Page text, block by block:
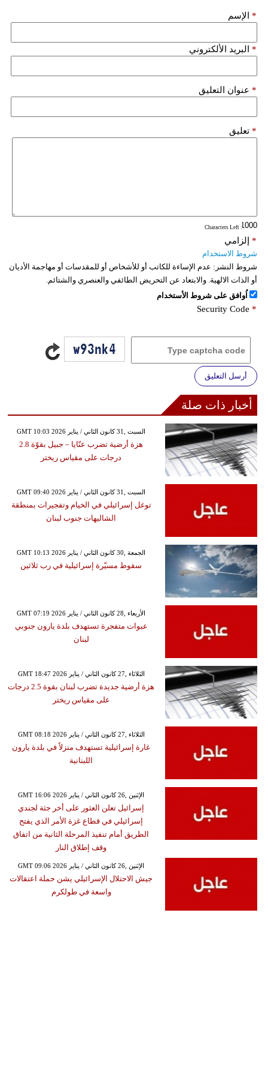
الإسم *
البريد الألكتروني *
عنوان التعليق *
تعليق *
: Characters Left
إلزامي *
شروط الاستخدام
شروط النشر: عدم الإساءة للكاتب أو للأشخاص أو للمقدسات أو مهاجمة الأديان
أو الذات الالهية. والابتعاد عن التحريض الطائفي والعنصري والشتائم.
اُوافق على شروط الأستخدام
Security Code *
أرسل التعليق
أخبار ذات صلة
GMT 10:03 2026 السبت ,31 كانون الثاني / يناير
هزة أرضية تضرب عنّايا – جبيل بقوّة 2.8
درجات على مقياس ريختر
GMT 09:40 2026 السبت ,31 كانون الثاني / يناير
توغل إسرائيلي في الخيام وتفجيرات بمنطقة
الشاليهات جنوب لبنان
GMT 10:13 2026 الجمعة ,30 كانون الثاني / يناير
سقوط مسيّرة إسرائيلية في رب ثلاثين
GMT 07:19 2026 الأربعاء ,28 كانون الثاني / يناير
عبوات متفجرة تستهدف بلدة يارون جنوبي
لبنان
GMT 18:47 2026 الثلاثاء ,27 كانون الثاني / يناير
هزة أرضية جديدة تضرب لبنان بقوة 2.5 درجات
على مقياس ريختر
GMT 08:18 2026 الثلاثاء ,27 كانون الثاني / يناير
غارة إسرائيلية تستهدف منزلاً في بلدة يارون
اللبنانية
GMT 16:06 2026 الإثنين ,26 كانون الثاني / يناير
إسرائيل تعلن العثور على أخر جثة لجندي
إسرائيلي في قطاع غزة الأمر الذي يفتح
الطريق أمام تنفيذ المرحلة الثانية من اتفاق
وقف إطلاق النار
GMT 09:06 2026 الإثنين ,26 كانون الثاني / يناير
جيش الاحتلال الإسرائيلي يشن حملة اعتقالات
واسعة في طولكرم